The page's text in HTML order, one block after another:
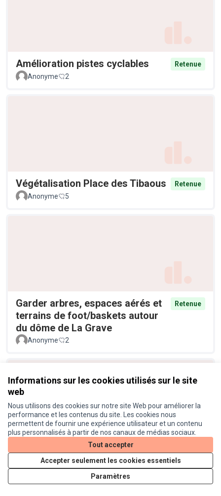
Informations sur les cookies utilisés sur le site
web
Nous utilisons des cookies sur notre site Web pour améliorer la
performance et les contenus du site. Les cookies nous
permettent de fournir une expérience utilisateur et un contenu
plus personnalisés à partir de nos canaux de médias sociaux.
Tout accepter
Accepter seulement les cookies essentiels
Paramètres
Amélioration pistes cyclables
Retenue
Anonyme
2
Végétalisation Place des Tibaous
Retenue
Anonyme
5
Garder arbres, espaces aérés et
terrains de foot/baskets autour
du dôme de La Grave
Retenue
Anonyme 2
Prévoir des pistes cyclables
sécurisées pour relier le quartier
des Sept-deniers à Ginestous
Anonyme 0